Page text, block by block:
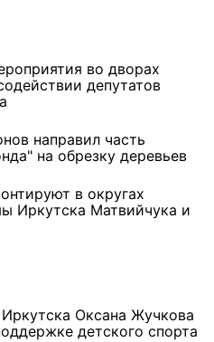
во дворах
депутатов
направил часть
на обрезку деревьев
в округах
Иркутска Матвийчука и
Оксана Жучкова
детского спорта